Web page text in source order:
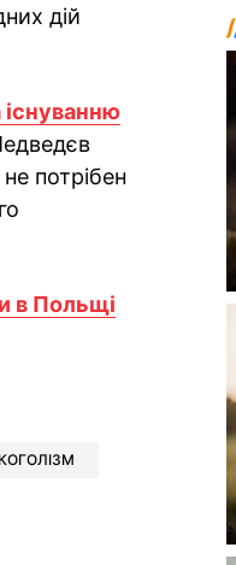
дій
потрібен
в Польщі